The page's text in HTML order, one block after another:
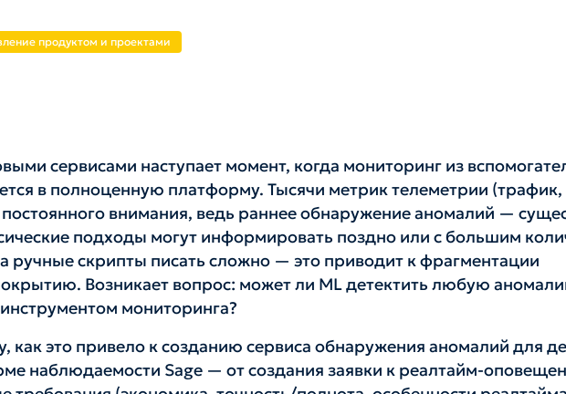
продуктом и проектами
сервисами наступает момент, когда мониторинг из
в полноценную платформу. Тысячи метрик телеметрии (трафик,
внимания, ведь раннее обнаружение аномалий —
подходы могут информировать поздно или с большим
ручные скрипты писать сложно — это приводит к фрагментации
Возникает вопрос: может ли ML детектить любую
мониторинга?
как это привело к созданию сервиса обнаружения аномалий для
наблюдаемости Sage — от создания заявки к реалтайм-